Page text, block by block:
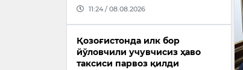
11:24 / 08.08.2026
Қозоғистонда илк бор
йўловчили учувчисиз ҳаво
таксиси парвоз қилди